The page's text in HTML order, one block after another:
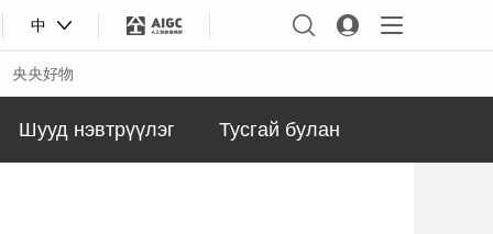
中
央央好物
Шууд нэвтрүүлэг Тусгай булан